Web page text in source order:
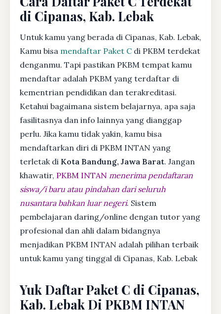
di Cipanas, Kab. Lebak
Untuk kamu yang berada di Cipanas, Kab. Lebak,
Kamu bisa mendaftar Paket C di PKBM terdekat
denganmu. Tapi pastikan PKBM tempat kamu
mendaftar adalah PKBM yang terdaftar di
kementrian pendidikan dan terakreditasi.
Ketahui bagaimana sistem belajarnya, apa saja
fasilitasnya dan info lainnya yang dianggap
perlu. Jika kamu tidak yakin, kamu bisa
mendaftarkan diri di PKBM INTAN yang
terletak di Kota Bandung, Jawa Barat. Jangan
khawatir, PKBM INTAN menerima pendaftaran
siswa/i baru atau pindahan dari seluruh
nusantara bahkan luar negeri. Sistem
pembelajaran daring/online dengan tutor yang
profesional dan ahli dalam bidangnya
menjadikan PKBM INTAN adalah pilihan terbaik
untuk kamu yang tinggal di Cipanas, Kab. Lebak
Yuk Daftar Paket C di Cipanas,
Kab. Lebak Di PKBM INTAN